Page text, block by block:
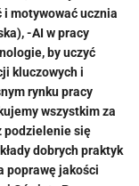
motywować ucznia
-AI w pracy
by uczyć
kluczowych i
rynku pracy
wszystkim za
podzielenie się
dobrych praktyk
poprawę jakości